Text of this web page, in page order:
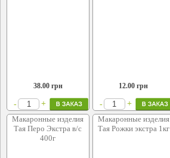
38.00грн
- +
12.00 грн
- +
Макаронные изделия
Тая Перо Экстра в/с
400г
Макаронные изделия
Тая Рожки экстра 1кг